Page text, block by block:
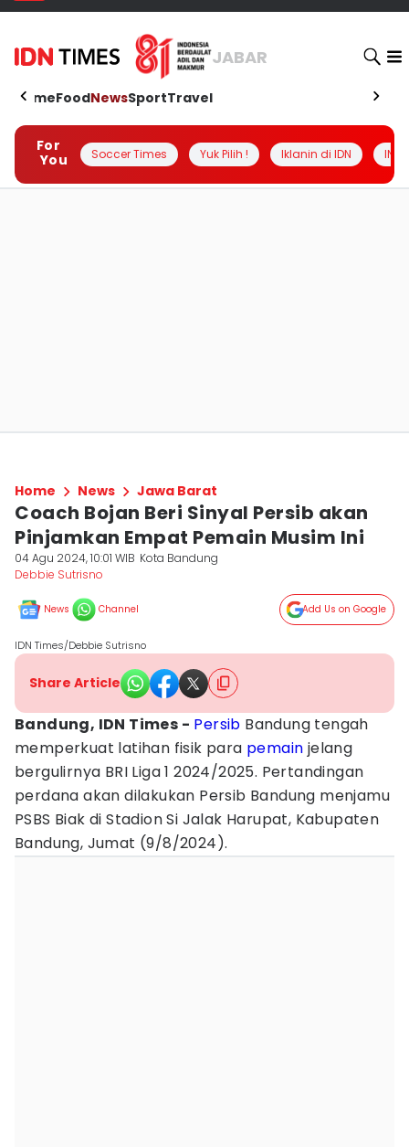
JABAR
HomeFoodNewsSportTravel
For
You
Soccer Times Yuk Pilih ! Iklanin di IDN
Home News Jawa Barat
Coach Bojan Beri Sinyal Persib akan
Pinjamkan Empat Pemain Musim Ini
04 Agu 2024, 10:01 WIB Kota Bandung
Debbie Sutrisno
News Channel Add Us on Google
IDN Times/Debbie Sutrisno
Share Article
Bandung, IDN Times - Persib Bandung tengah
memperkuat latihan fisik para pemain jelang
bergulirnya BRI Liga 1 2024/2025. Pertandingan
perdana akan dilakukan Persib Bandung menjamu
PSBS Biak di Stadion Si Jalak Harupat, Kabupaten
Bandung, Jumat (9/8/2024).